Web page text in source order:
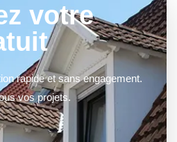
votre
rapide et sans engagement.
vos projets.